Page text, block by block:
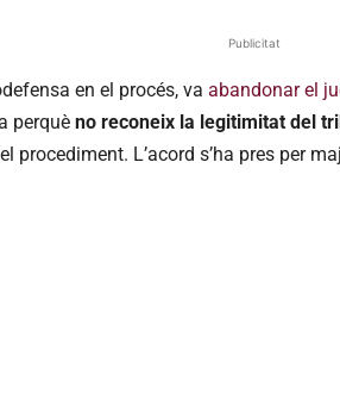
Publicitat
en el procés, va abandonar el
perquè no reconeix la legitimitat del
procediment. L’acord s’ha pres per